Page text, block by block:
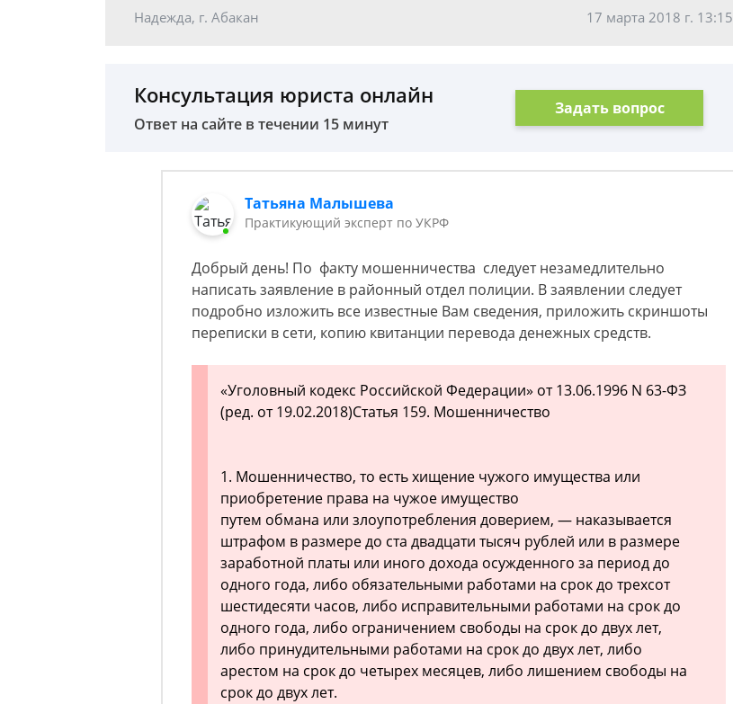
Надежда, г. Абакан 17 марта 2018 г. 13:15
Консультация юриста онлайн
Ответ на сайте в течении 15 минут
Задать вопрос
Татьяна Малышева
Практикующий эксперт по УКРФ
Добрый день! По факту мошенничества следует незамедлительно
написать заявление в районный отдел полиции. В заявлении следует
подробно изложить все известные Вам сведения, приложить скриншоты
переписки в сети, копию квитанции перевода денежных средств.
«Уголовный кодекс Российской Федерации» от 13.06.1996 N 63-ФЗ
(ред. от 19.02.2018)Статья 159. Мошенничество
1. Мошенничество, то есть хищение чужого имущества или
приобретение права на чужое имущество
путем обмана или злоупотребления доверием, — наказывается
штрафом в размере до ста двадцати тысяч рублей или в размере
заработной платы или иного дохода осужденного за период до
одного года, либо обязательными работами на срок до трехсот
шестидесяти часов, либо исправительными работами на срок до
одного года, либо ограничением свободы на срок до двух лет,
либо принудительными работами на срок до двух лет, либо
арестом на срок до четырех месяцев, либо лишением свободы на
срок до двух лет.